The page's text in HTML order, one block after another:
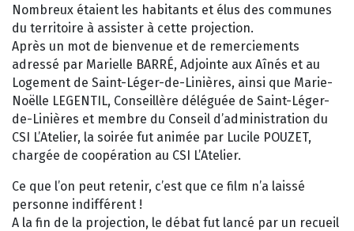
Nombreux étaient les habitants et élus des communes
du territoire à assister à cette projection.
Après un mot de bienvenue et de remerciements
adressé par Marielle BARRÉ, Adjointe aux Aînés et au
Logement de Saint-Léger-de-Linières, ainsi que Marie-
Noëlle LEGENTIL, Conseillère déléguée de Saint-Léger-
de-Linières et membre du Conseil d’administration du
CSI L’Atelier, la soirée fut animée par Lucile POUZET,
chargée de coopération au CSI L’Atelier.
Ce que l’on peut retenir, c’est que ce film n’a laissé
personne indifférent !
A la fin de la projection, le débat fut lancé par un recueil